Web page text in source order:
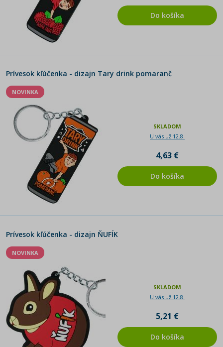
Do košíka
Prívesok kľúčenka - dizajn Tary drink pomaranč
NOVINKA
SKLADOM
U vás už 12.8.
4,63 €
Do košíka
Prívesok kľúčenka - dizajn ŇUFÍK
NOVINKA
SKLADOM
U vás už 12.8.
5,21 €
Do košíka